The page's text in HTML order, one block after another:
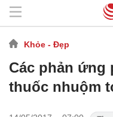
Khỏe - Đẹp
Các phản ứng
thuốc nhuộm